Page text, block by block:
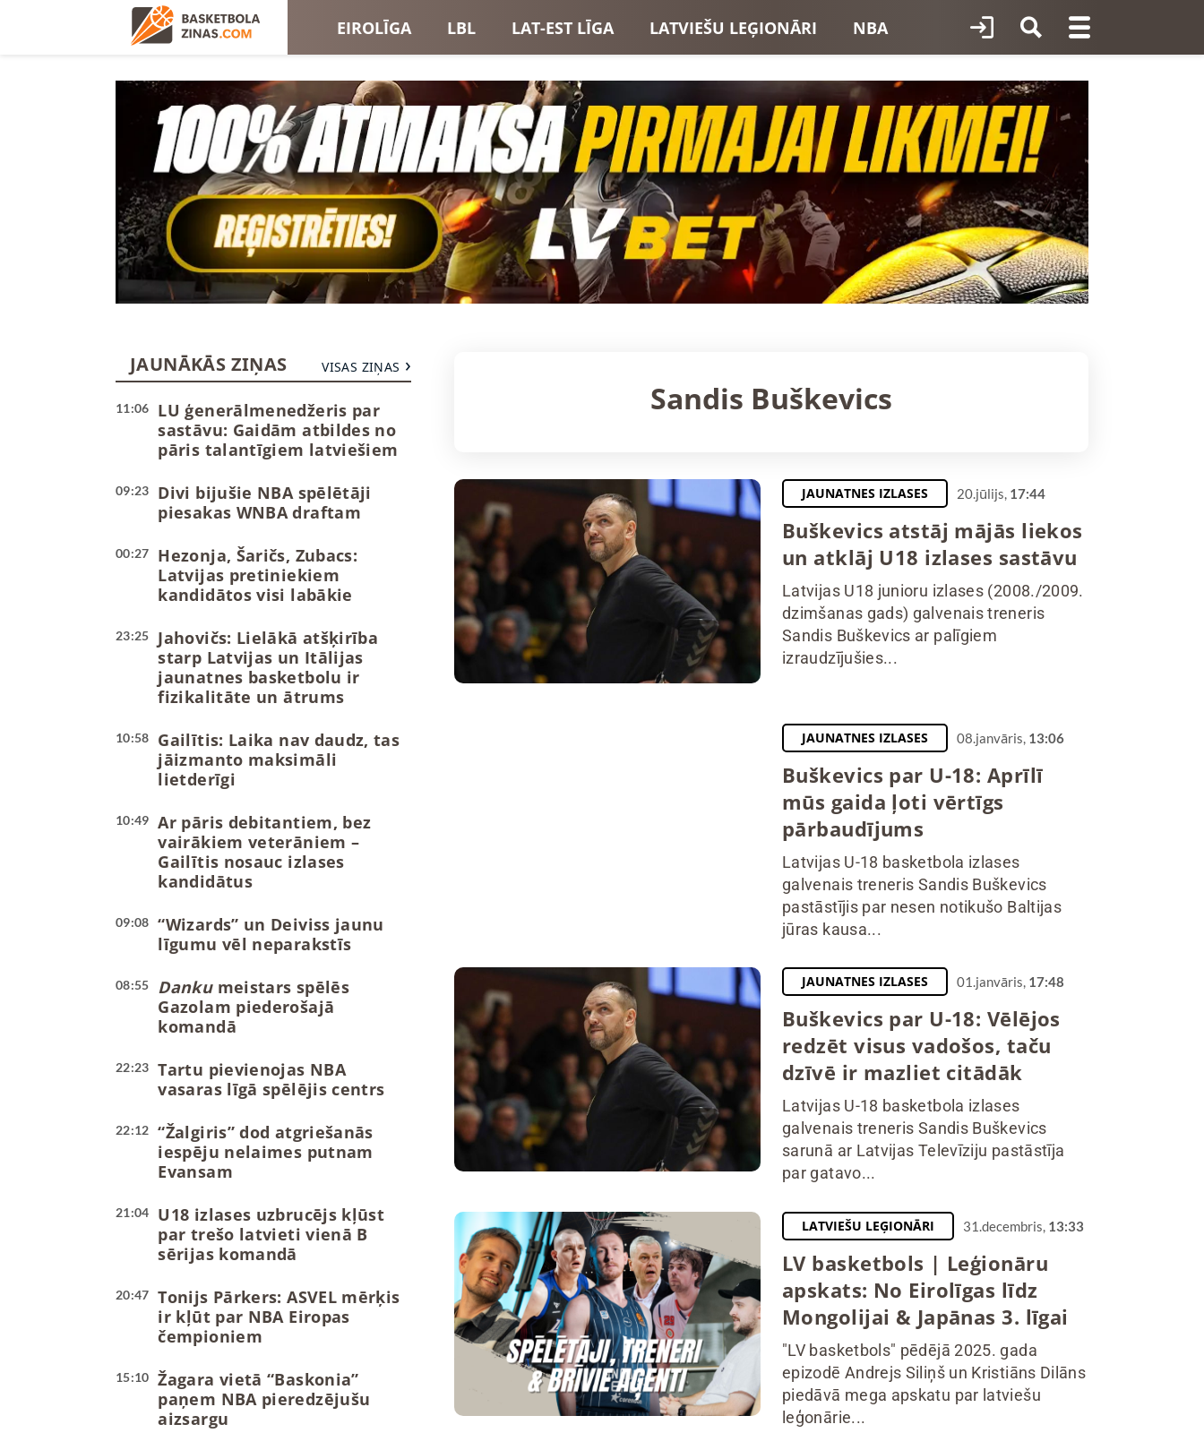
EIROLĪGA LBL LAT-EST LĪGA LATVIEŠU LEĢIONĀRI NBA
EIROKAUSI LATVIJAS IZLASE
JAUNĀKĀS ZIŅAS VISAS ZIŅAS
11:06
LU ģenerālmenedžeris par
sastāvu: Gaidām atbildes no
pāris talantīgiem latviešiem
09:23
Divi bijušie NBA spēlētāji
piesakas WNBA draftam
00:27
Hezonja, Šaričs, Zubacs:
Latvijas pretiniekiem
kandidātos visi labākie
23:25
Jahovičs: Lielākā atšķirība
starp Latvijas un Itālijas
jaunatnes basketbolu ir
fizikalitāte un ātrums
10:58
Gailītis: Laika nav daudz, tas
jāizmanto maksimāli
lietderīgi
10:49
Ar pāris debitantiem, bez
vairākiem veterāniem –
Gailītis nosauc izlases
kandidātus
09:08
“Wizards” un Deiviss jaunu
līgumu vēl neparakstīs
08:55 Dankumeistars spēlēs
Gazolam piederošajā
komandā
22:23
Tartu pievienojas NBA
vasaras līgā spēlējis centrs
22:12
“Žalgiris” dod atgriešanās
iespēju nelaimes putnam
Evansam
21:04
U18 izlases uzbrucējs kļūst
par trešo latvieti vienā B
sērijas komandā
20:47
Tonijs Pārkers: ASVEL mērķis
ir kļūt par NBA Eiropas
čempioniem
15:10
Žagara vietā “Baskonia”
paņem NBA pieredzējušu
aizsargu
Sandis Buškevics
JAUNATNES IZLASES 20.jūlijs, 17:44
Buškevics atstāj mājās liekos
un atklāj U18 izlases sastāvu
Latvijas U18 junioru izlases (2008./2009.
dzimšanas gads) galvenais treneris
Sandis Buškevics ar palīgiem
izraudzījušies...
JAUNATNES IZLASES 08.janvāris, 13:06
Buškevics par U-18: Aprīlī
mūs gaida ļoti vērtīgs
pārbaudījums
Latvijas U-18 basketbola izlases
galvenais treneris Sandis Buškevics
pastāstījis par nesen notikušo Baltijas
jūras kausa...
JAUNATNES IZLASES 01.janvāris, 17:48
Buškevics par U-18: Vēlējos
redzēt visus vadošos, taču
dzīvē ir mazliet citādāk
Latvijas U-18 basketbola izlases
galvenais treneris Sandis Buškevics
sarunā ar Latvijas Televīziju pastāstīja
par gatavo...
LATVIEŠU LEĢIONĀRI 31.decembris, 13:33
LV basketbols | Leģionāru
apskats: No Eirolīgas līdz
Mongolijai & Japānas 3. līgai
"LV basketbols" pēdējā 2025. gada
epizodē Andrejs Siliņš un Kristiāns Dilāns
piedāvā mega apskatu par latviešu
leģonārie...